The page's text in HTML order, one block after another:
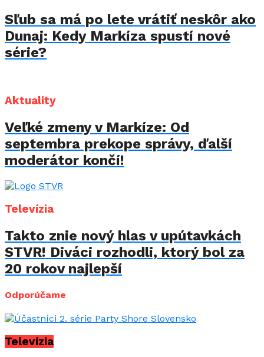
Sľub sa má po lete vrátiť neskôr ako
Dunaj: Kedy Markíza spustí nové
série?
Aktuality
Veľké zmeny v Markíze: Od
septembra prekope správy, ďalší
moderátor končí!
Televízia
Takto znie nový hlas v upútavkách
STVR! Diváci rozhodli, ktorý bol za
20 rokov najlepší
Odporúčame
Televízia